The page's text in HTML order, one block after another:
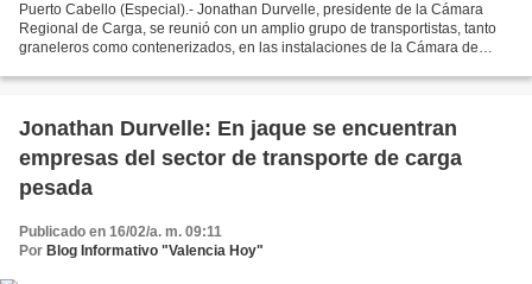
Puerto Cabello (Especial).- Jonathan Durvelle, presidente de la Cámara
Regional de Carga, se reunió con un amplio grupo de transportistas, tanto
graneleros como contenerizados, en las instalaciones de la Cámara de
Jonathan Durvelle: En jaque se encuentran
empresas del sector de transporte de carga
pesada
Publicado en 16/02/a. m. 09:11
Por Blog Informativo "Valencia Hoy"